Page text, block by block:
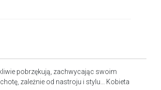
pobrzękują, zachwycając swoim
zależnie od nastroju i stylu... Kobieta